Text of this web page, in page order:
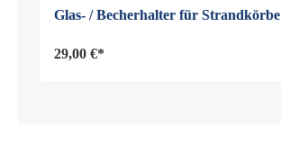
Glas- / Becherhalter für Strandkörbe
29,00 €*